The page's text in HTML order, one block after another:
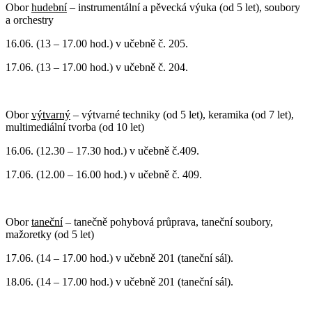
Oborhudební– instrumentální a pěvecká výuka (od 5 let), soubory
a orchestry
16.06. (13 – 17.00 hod.) v učebně č. 205.
17.06. (13 – 17.00 hod.) v učebně č. 204.
Oborvýtvarný – výtvarné techniky (od 5 let), keramika (od 7 let),
multimediální tvorba (od 10 let)
16.06. (12.30 – 17.30 hod.) v učebně č.409.
17.06. (12.00 – 16.00 hod.) v učebně č. 409.
Obortaneční– tanečně pohybová průprava, taneční soubory,
mažoretky (od 5 let)
17.06. (14 – 17.00 hod.) v učebně 201 (taneční sál).
18.06. (14 – 17.00 hod.) v učebně 201 (taneční sál).